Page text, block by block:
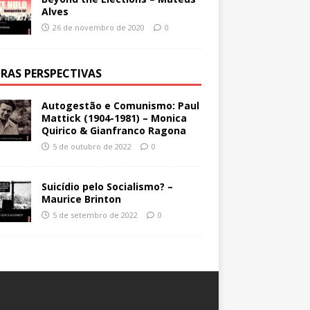
Alves
26 de novembro de 2020 0
PERSPECTIVAS
Autogestão e Comunismo: Paul
Mattick (1904-1981) – Monica
Quirico & Gianfranco Ragona
5 de outubro de 2022 0
Suicídio pelo Socialismo? –
Maurice Brinton
5 de setembro de 2022 0